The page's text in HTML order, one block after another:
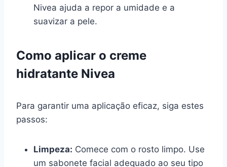
Nivea ajuda a repor a umidade e a
suavizar a pele.
Como aplicar o creme
hidratante Nivea
Para garantir uma aplicação eficaz, siga estes
passos:
Limpeza: Comece com o rosto limpo. Use
um sabonete facial adequado ao seu tipo